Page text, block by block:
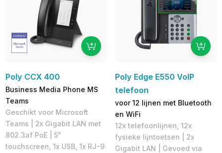
Poly CCX 400
Business Media Phone MS
Teams
Geschikt voor Microsoft
Teams | 2x Gigabit LAN met
802.3af PoE | 5​"
touchscreen, 1x USB, 1x RJ-9
Poly Edge E550 VoIP
telefoon
voor 12 lijnen met Bluetooth
en WiFi
12x telefoonlijnen, 12x
fysieke lijntoetsen | 2x
Gigabit LAN | Gevoed via